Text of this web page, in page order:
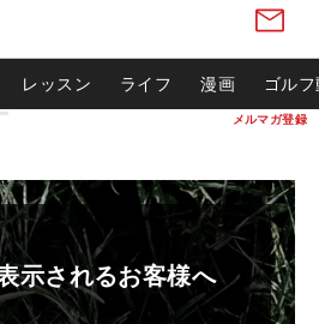
メルマガ登録
レッスン ライフ 漫画 ゴル
示されるお客様へ